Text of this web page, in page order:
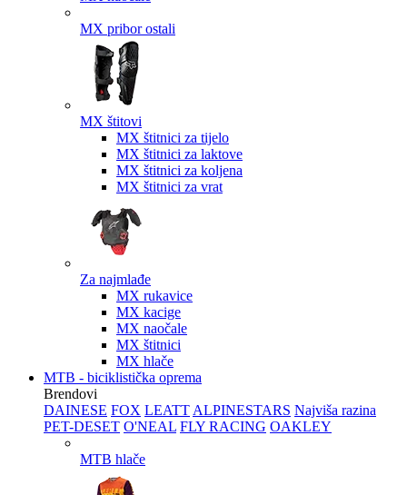
MX pribor ostali
MX štitovi
MX štitnici za tijelo
MX štitnici za laktove
MX štitnici za koljena
MX štitnici za vrat
Za najmlađe
MX rukavice
MX kacige
MX naočale
MX štitnici
MX hlače
MTB - biciklistička oprema
Brendovi
DAINESE FOX LEATT ALPINESTARS Najviša razina
PET-DESET O'NEAL FLY RACING OAKLEY
MTB hlače